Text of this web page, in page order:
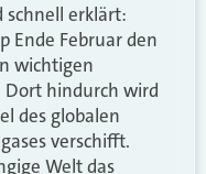
schnell erklärt:
Ende Februar den
wichtigen
Dort hindurch wird
des globalen
verschifft.
Welt das